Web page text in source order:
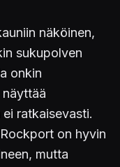
näköinen,
sukupolven
onkin
ratkaisevasti.
on hyvin
mutta